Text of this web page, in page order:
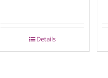
Details